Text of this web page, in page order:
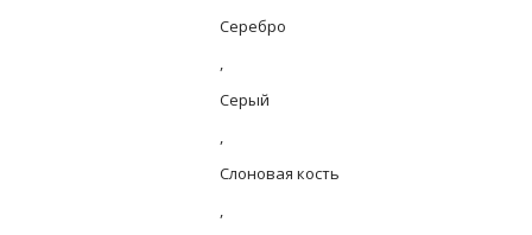
Серебро
,
Серый
,
Слоновая кость
,